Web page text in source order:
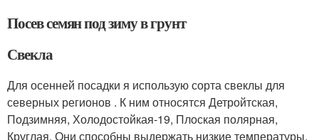
Посев семян под зиму в грунт
Свекла
Для осенней посадки я использую сорта свеклы для
северных регионов . К ним относятся Детройтская,
Подзимняя, Холодостойкая-19, Плоская полярная,
Круглая. Они способны выдержать низкие температуры.